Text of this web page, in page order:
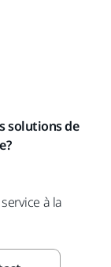
solutions de
à la